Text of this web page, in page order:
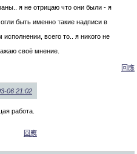
я не отрицаю что они были - я
быть именно такие надписи в
всего то.. я никого не
своё мнение.
回應
06 21:02
работа.
回應